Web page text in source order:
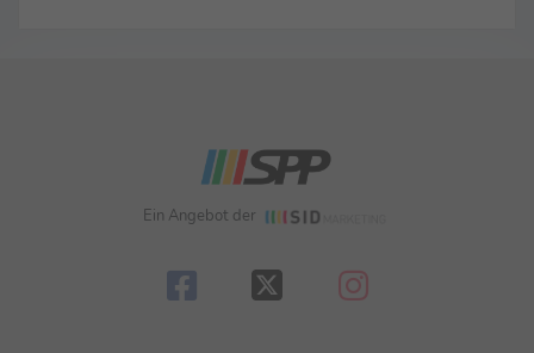
Ein Angebot der